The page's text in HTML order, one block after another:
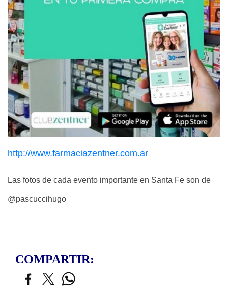
http://www.farmaciazentner.com.ar
Las fotos de cada evento importante en Santa Fe son de
@pascuccihugo
COMPARTIR: